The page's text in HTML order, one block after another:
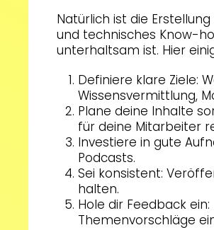
Natürlich ist die
und technisches Know-
unterhaltsam ist. Hier
Definiere klare Ziele:
Wissensvermittlung,
Plane deine Inhalte
für deine Mitarbeiter
Investiere in gute
Podcasts.
Sei konsistent:
halten.
Hole dir Feedback
Themenvorschläge